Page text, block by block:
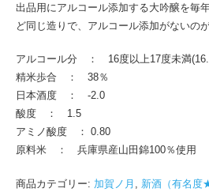
出品用にアルコール添加する大吟醸を毎
ど同じ造りで、アルコール添加がないの
アルコール分 ： 16度以上17度未満
精米歩合 ： 38％
日本酒度 ： -2.0
酸度 ： 1.5
アミノ酸度 ： 0.80
原料米 ： 兵庫県産山田錦100％使用
商品カテゴリー: 加賀ノ月 新酒（有名度